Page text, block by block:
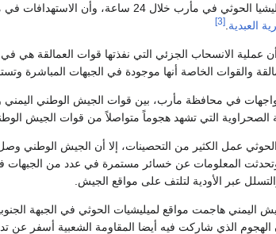
العبدية [3]
الانسحاب الجزئي التي نفذتها قوات العمالقة هي في
والقوات الخاصة أنها موجودة في الجبهات المباشرة
في محافظة مأرب، بين قوات الجيش الوطني اليمني
الصحراوية التي تشهد هجوماً متواصلاً من قوات الجيش
عمل الكثير من التحصينات، إلا أن الجيش الوطني
المعلومات عن خسائر مستمرة في عدد من الجبهات
عبر الأودية لتلتف على مواقع الجيش.
اليمني هاجمت مواقع لميليشيات الحوثي في الجبهة
الهجوم الذي شاركت فيه أيضا المقاومة الشعبية أسفر عن